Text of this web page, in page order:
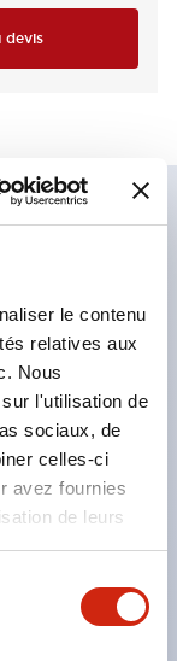
le contenu
relatives aux
Nous
l'utilisation de
sociaux, de
celles-ci
avez fournies
de leurs
devis
12-240VDC et
50m pour
facile
unique,